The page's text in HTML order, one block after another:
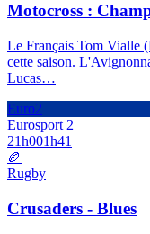
Motocross :
Le Français Tom Vialle
cette saison.
Lucas…
Euro2
Eurosport 2
21h001h41
🏉
Rugby
Crusaders - Blues